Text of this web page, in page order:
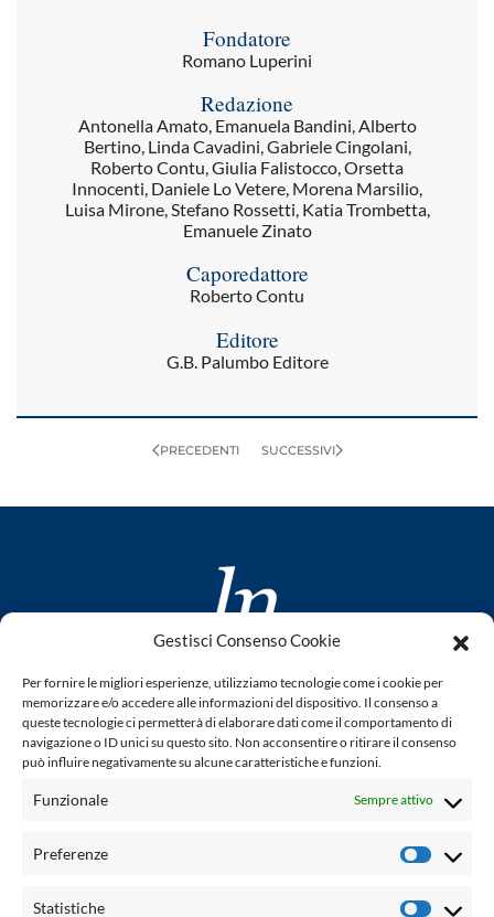
Gestisci Consenso Cookie
Per fornire le migliori esperienze, utilizziamo tecnologie come i cookie per
memorizzare e/o accedere alle informazioni del dispositivo. Il consenso a
queste tecnologie ci permetterà di elaborare dati come il comportamento di
navigazione o ID unici su questo sito. Non acconsentire o ritirare il consenso
può influire negativamente su alcune caratteristiche e funzioni.
Funzionale Sempre attivo
Preferenze
Statistiche
Fondatore
Romano Luperini
Redazione
Antonella Amato, Emanuela Bandini, Alberto
Bertino, Linda Cavadini, Gabriele Cingolani,
Roberto Contu, Giulia Falistocco, Orsetta
Innocenti, Daniele Lo Vetere, Morena Marsilio,
Luisa Mirone, Stefano Rossetti, Katia Trombetta,
Emanuele Zinato
Caporedattore
Roberto Contu
Editore
G.B. Palumbo Editore
PRECEDENTI SUCCESSIVI
www.laletteraturaenoi.it
fondato da Romano Luperini
Questo blog non rappresenta una testata giornalistica in
quanto viene aggiornato senza alcuna periodicità. Non può
legge n° 62 del 7.03.2001. L'autore non è responsabile per